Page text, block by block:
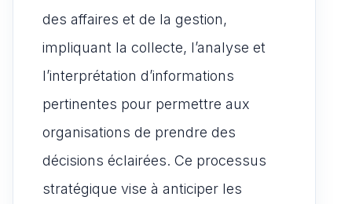
des affaires et de la gestion,
impliquant la collecte, l’analyse et
l’interprétation d’informations
pertinentes pour permettre aux
organisations de prendre des
décisions éclairées. Ce processus
stratégique vise à anticiper les